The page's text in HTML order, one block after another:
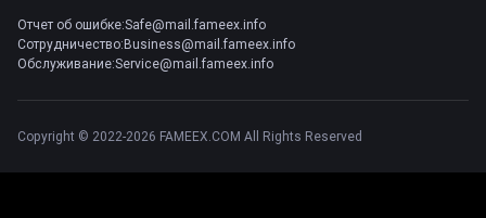
Отчет об ошибке:Safe@mail.fameex.info
Сотрудничество:Business@mail.fameex.info
Обслуживание:Service@mail.fameex.info
Copyright © 2022-2026 FAMEEX.COM All Rights Reserved